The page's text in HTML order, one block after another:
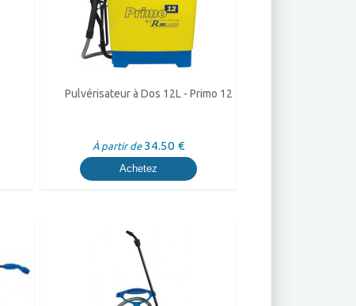
Pulvérisateur à Dos 12L - Primo 12
À partir de 34.50 €
Achetez